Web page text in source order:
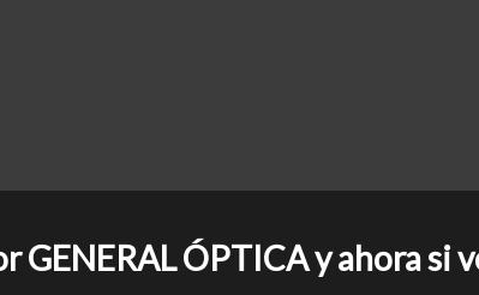
GENERAL ÓPTICA y ahora si